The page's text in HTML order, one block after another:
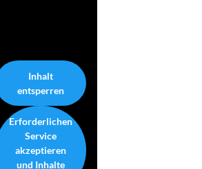
Inhalt
entsperren
Erforderlichen
Service
akzeptieren
und Inhalte